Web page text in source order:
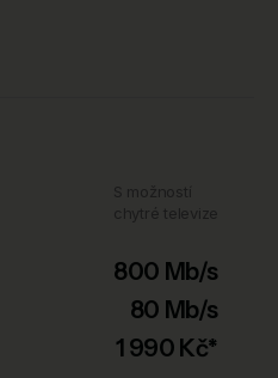
800 Mb/s
80 Mb/s
1 990 Kč*